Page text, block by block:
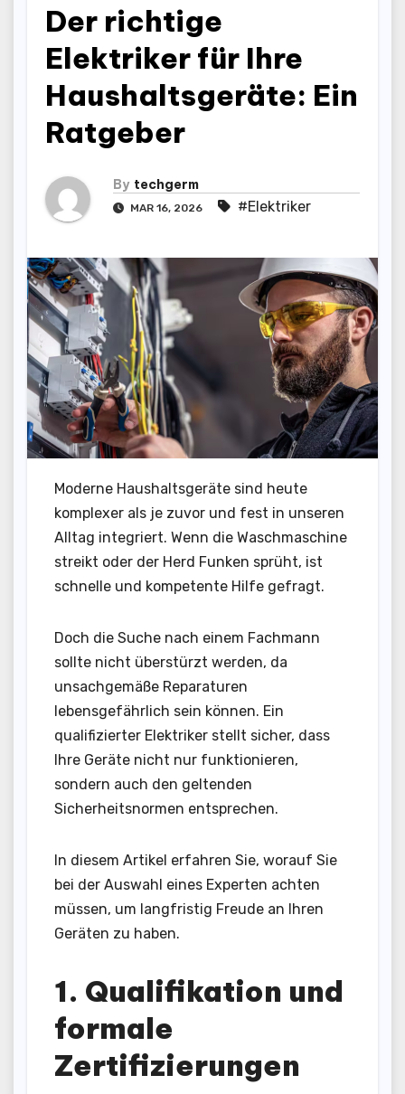
Der richtige
Elektriker für Ihre
Haushaltsgeräte: Ein
Ratgeber
By techgerm
MAR 16, 2026 #Elektriker
Moderne Haushaltsgeräte sind heute
komplexer als je zuvor und fest in unseren
Alltag integriert. Wenn die Waschmaschine
streikt oder der Herd Funken sprüht, ist
schnelle und kompetente Hilfe gefragt.
Doch die Suche nach einem Fachmann
sollte nicht überstürzt werden, da
unsachgemäße Reparaturen
lebensgefährlich sein können. Ein
qualifizierter Elektriker stellt sicher, dass
Ihre Geräte nicht nur funktionieren,
sondern auch den geltenden
Sicherheitsnormen entsprechen.
In diesem Artikel erfahren Sie, worauf Sie
bei der Auswahl eines Experten achten
müssen, um langfristig Freude an Ihren
Geräten zu haben.
1. Qualifikation und
formale
Zertifizierungen